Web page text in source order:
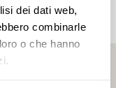
dei dati web,
combinarle
o che hanno